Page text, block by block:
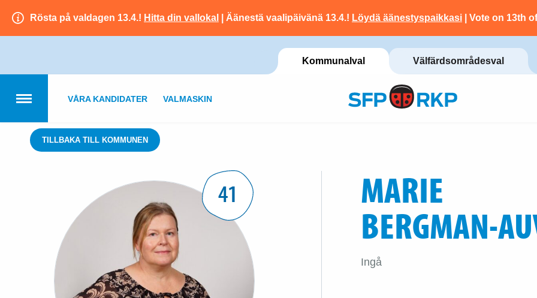
Rösta på valdagen 13.4.! Hitta din vallokal | Äänestä vaalipäivänä 13.4.! Löydä äänestyspaikkasi | Vote on 13th
Kommunalval Välfärdsområdesval
VÅRA KANDIDATER VALMASKIN
TILLBAKA TILL KOMMUNEN
41 MARIE
BERGMAN-
Ingå